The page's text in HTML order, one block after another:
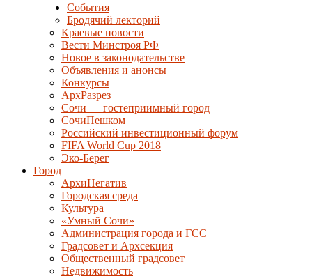
События
Бродячий лекторий
Краевые новости
Вести Минстроя РФ
Новое в законодательстве
Объявления и анонсы
Конкурсы
АрхРазрез
Сочи — гостеприимный город
СочиПешком
Российский инвестиционный форум
FIFA World Cup 2018
Эко-Берег
Город
АрхиНегатив
Городская среда
Культура
«Умный Сочи»
Администрация города и ГСС
Градсовет и Архсекция
Общественный градсовет
Недвижимость